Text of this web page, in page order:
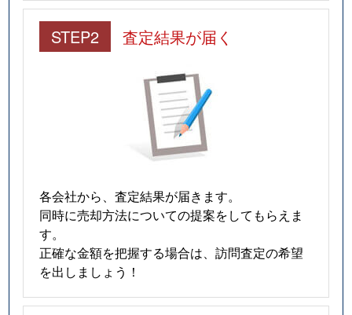
STEP2 査定結果が届く
各会社から、査定結果が届きます。
同時に売却方法についての提案をしてもらえま
す。
正確な金額を把握する場合は、訪問査定の希望
を出しましょう！